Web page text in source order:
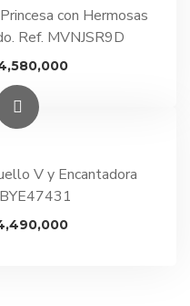
con Hermosas
Ref. MVNJSR9D
El
V y Encantadora
El